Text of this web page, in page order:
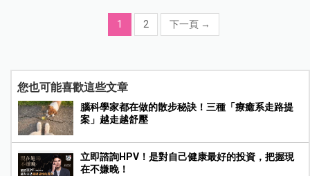
1 2 下一頁 →
您也可能喜歡這些文章
腦科學家都在做的散步秘訣！三種「療癒系走路提
案」越走越舒壓
立即諮詢HPV！是對自己健康最好的投資，把握現
在不嫌晚！